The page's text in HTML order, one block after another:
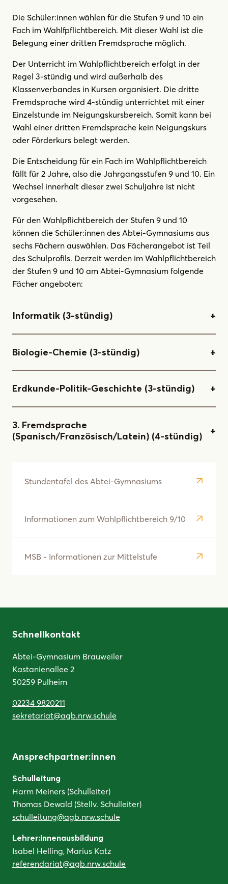
Die Schüler:innen wählen für die Stufen 9 und 10 ein
Fach im Wahlfpflichtbereich. Mit dieser Wahl ist die
Belegung einer dritten Fremdsprache möglich.
Der Unterricht im Wahlpflichtbereich erfolgt in der
Regel 3-stündig und wird außerhalb des
Klassenverbandes in Kursen organisiert. Die dritte
Fremdsprache wird 4-stündig unterrichtet mit einer
Einzelstunde im Neigungskursbereich. Somit kann bei
Wahl einer dritten Fremdsprache kein Neigungskurs
oder Förderkurs belegt werden.
Die Entscheidung für ein Fach im Wahlpflichtbereich
fällt für 2 Jahre, also die Jahrgangsstufen 9 und 10. Ein
Wechsel innerhalt dieser zwei Schuljahre ist nicht
vorgesehen.
Für den Wahlpflichtbereich der Stufen 9 und 10
können die Schüler:innen des Abtei-Gymnasiums aus
sechs Fächern auswählen. Das Fächerangebot ist Teil
des Schulprofils. Derzeit werden im Wahlpflichtbereich
der Stufen 9 und 10 am Abtei-Gymnasium folgende
Fächer angeboten:
Informatik (3-stündig)
Biologie-Chemie (3-stündig)
Erdkunde-Politik-Geschichte (3-stündig)
3. Fremdsprache
(Spanisch/Französisch/Latein) (4-stündig)
Stundentafel des Abtei-Gymnasiums
Informationen zum Wahlpflichtbereich 9/10
MSB - Informationen zur Mittelstufe
Schnellkontakt
Abtei-Gymnasium Brauweiler
Kastanienallee 2
50259 Pulheim
02234 9820211
sekretariat@agb.nrw.schule
Ansprechpartner:innen
Schulleitung
Harm Meiners (Schulleiter)
Thomas Dewald (Stellv. Schulleiter)
schulleitung@agb.nrw.schule
Lehrer:innenausbildung
Isabel Helling, Marius Katz
referendariat@agb.nrw.schule